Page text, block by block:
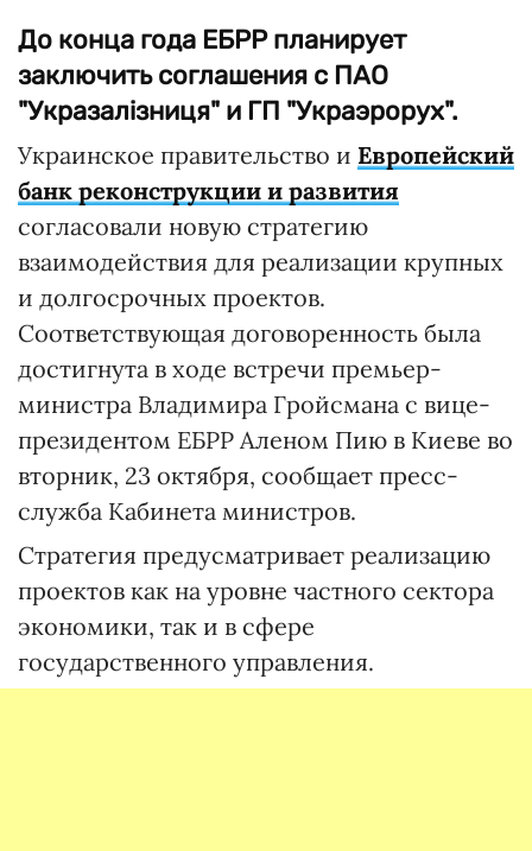
До конца года ЕБРР планирует
заключить соглашения с ПАО
"Укразалізниця" и ГП "Украэрорух".
Украинское правительство и Европейский
банк реконструкции и развития
согласовали новую стратегию
взаимодействия для реализации крупных
и долгосрочных проектов.
Соответствующая договоренность была
достигнута в ходе встречи премьер-
министра Владимира Гройсмана с вице-
президентом ЕБРР Аленом Пию в Киеве во
вторник, 23 октября, сообщает пресс-
служба Кабинета министров.
Стратегия предусматривает реализацию
проектов как на уровне частного сектора
экономики, так и в сфере
государственного управления.